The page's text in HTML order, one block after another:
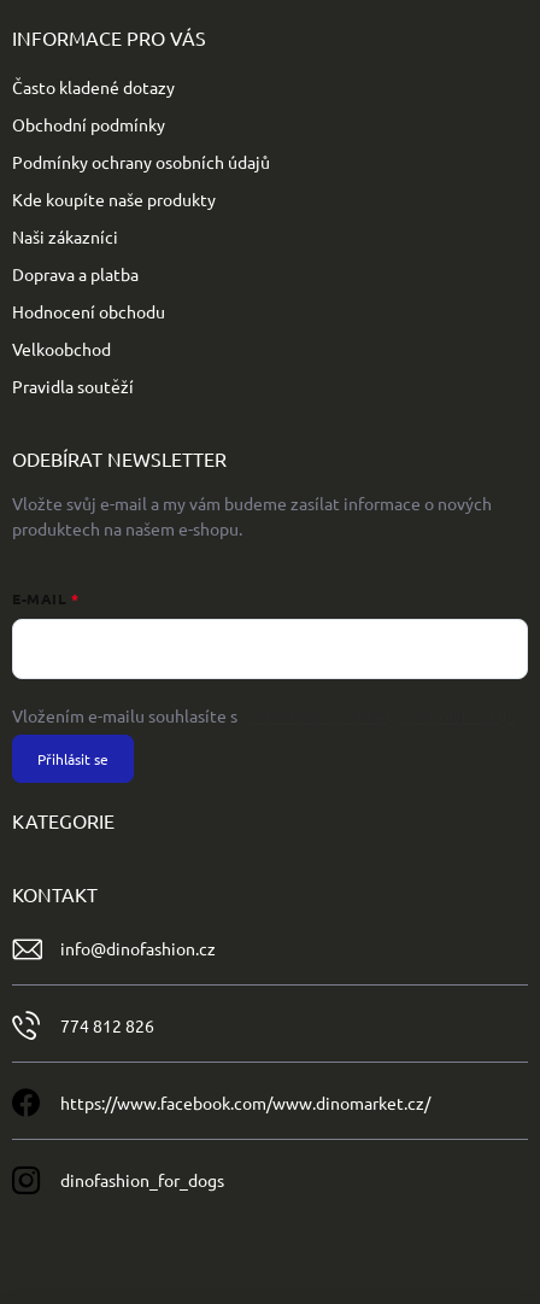
INFORMACE PRO VÁS
Často kladené dotazy
Obchodní podmínky
Podmínky ochrany osobních údajů
Kde koupíte naše produkty
Naši zákazníci
Doprava a platba
Hodnocení obchodu
Velkoobchod
Pravidla soutěží
ODEBÍRAT NEWSLETTER
Vložte svůj e-mail a my vám budeme zasílat informace o nových
produktech na našem e-shopu.
E-MAIL
Vložením e-mailu souhlasíte s
Přihlásit se
KATEGORIE
KONTAKT
info@dinofashion.cz
774 812 826
https://www.facebook.com/www.dinomarket.cz/
dinofashion_for_dogs